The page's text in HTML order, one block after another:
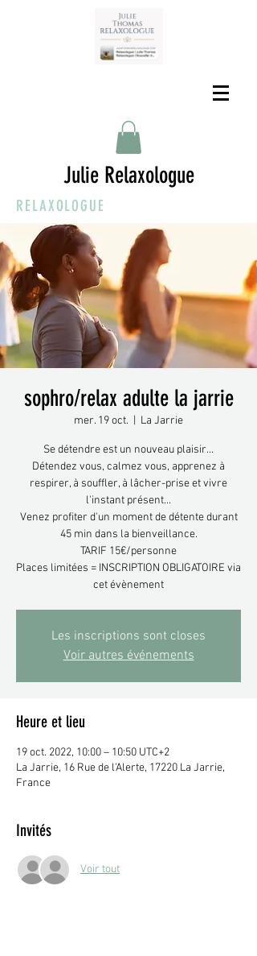
Julie Relaxologue
RELAXOLOGUE
sophro/relax adulte la jarrie
mer. 19 oct. La Jarrie
Se détendre est un nouveau plaisir...
Détendez vous, calmez vous, apprenez à
respirer, à souffler, à lâcher-prise et vivre
l'instant présent...
Venez profiter d'un moment de détente durant
45 min dans la bienveillance.
TARIF 15€/personne
Places limitées = INSCRIPTION OBLIGATOIRE via
cet évènement
Les inscriptions sont closes
Voir autres événements
Heure et lieu
19 oct. 2022, 10:00 – 10:50 UTC+2
La Jarrie, 16 Rue de l'Alerte, 17220 La Jarrie,
France
Invités
Voir tout